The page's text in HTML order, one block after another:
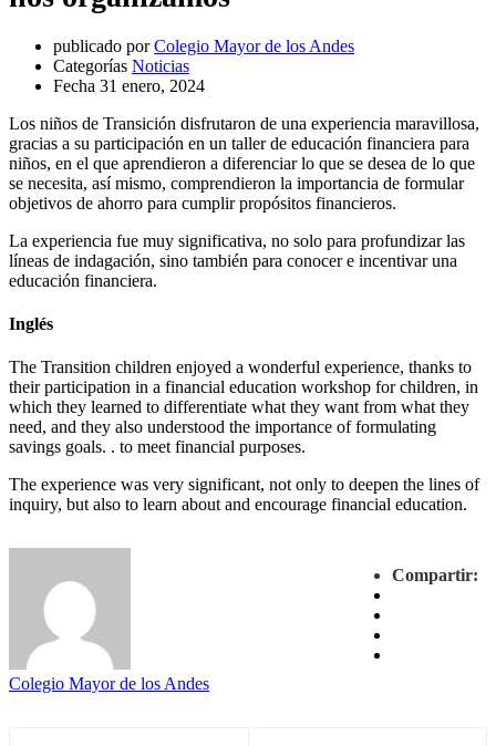
publicado por Colegio Mayor de los Andes
Categorías Noticias
Fecha 31 enero, 2024
Los niños de Transición disfrutaron de una experiencia maravillosa,
gracias a su participación en un taller de educación financiera para
niños, en el que aprendieron a diferenciar lo que se desea de lo que
se necesita, así mismo, comprendieron la importancia de formular
objetivos de ahorro para cumplir propósitos financieros.
La experiencia fue muy significativa, no solo para profundizar las
líneas de indagación, sino también para conocer e incentivar una
educación financiera.
Inglés
The Transition children enjoyed a wonderful experience, thanks to
their participation in a financial education workshop for children, in
which they learned to differentiate what they want from what they
need, and they also understood the importance of formulating
savings goals. . to meet financial purposes.
The experience was very significant, not only to deepen the lines of
inquiry, but also to learn about and encourage financial education.
Compartir:
Colegio Mayor de los Andes